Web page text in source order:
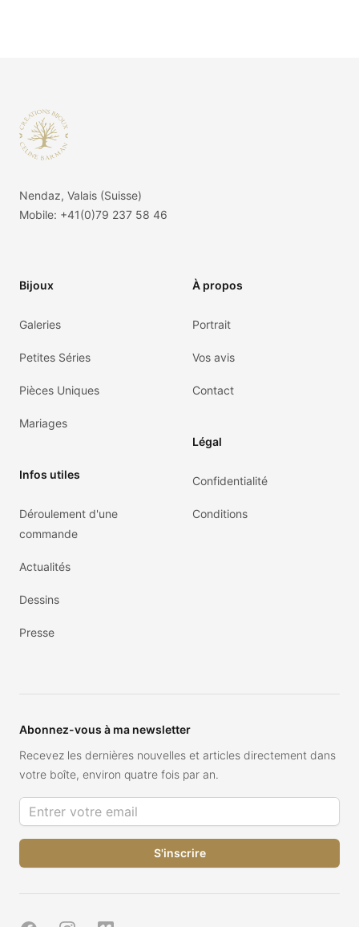
Nendaz, Valais (Suisse)
Mobile: +41(0)79 237 58 46
Bijoux
Galeries
Petites Séries
Pièces Uniques
Mariages
Infos utiles
Déroulement d'une
commande
Actualités
Dessins
Presse
À propos
Portrait
Vos avis
Contact
Légal
Confidentialité
Conditions
Abonnez-vous à ma newsletter
Recevez les dernières nouvelles et articles directement dans
votre boîte, environ quatre fois par an.
Adresse de courriel